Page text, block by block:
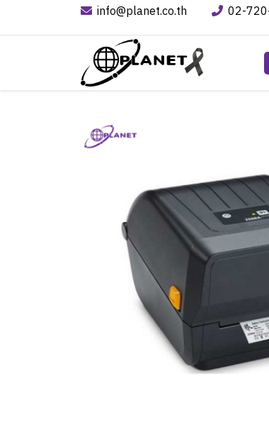
info@planet.co.th 02-